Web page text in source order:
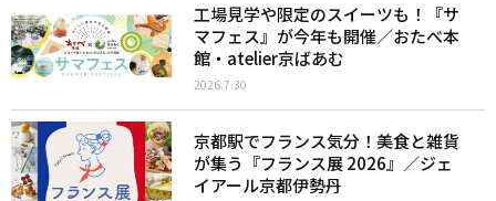
工場見学や限定のスイーツも！『サ
マフェス』が今年も開催／おたべ本
館・atelier京ばあむ
2026.7.30
京都駅でフランス気分！美食と雑貨
が集う『フランス展 2026』／ジェ
イアール京都伊勢丹